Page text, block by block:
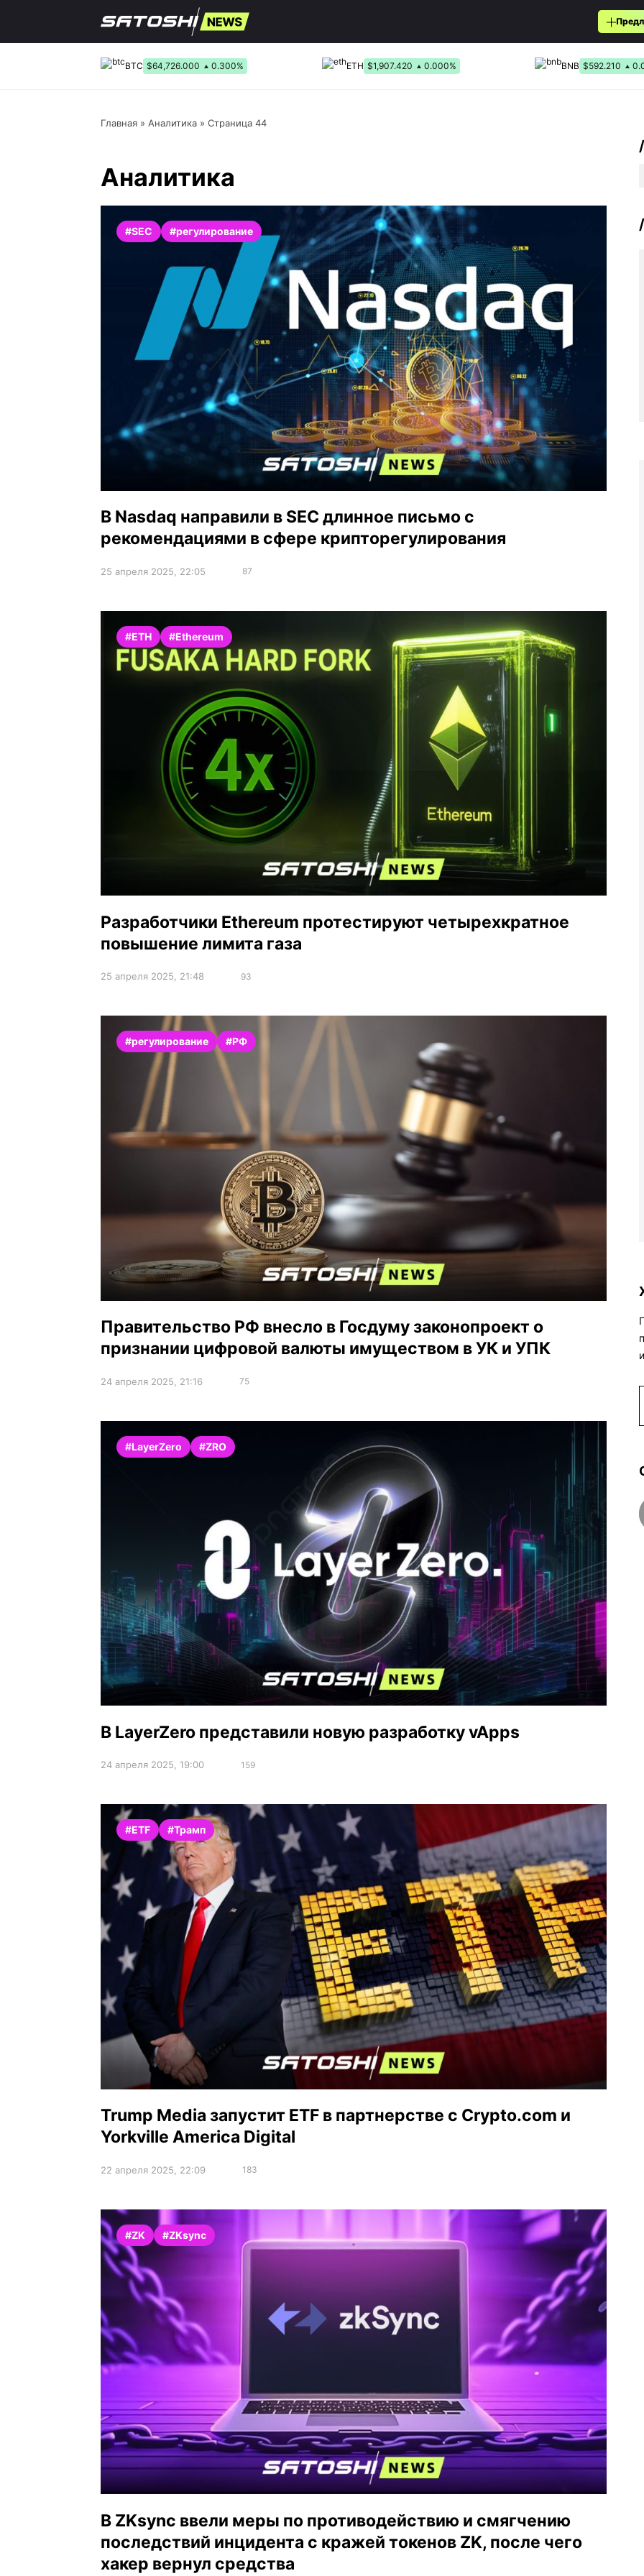
BTC $64,726.000 0.300% ETH $1,907.420 0.000% BNB $592.210
Главная» Аналитика» Страница 44
Аналитика
#SEC #регулирование
В Nasdaq направили в SEC длинное письмо с
рекомендациями в сфере крипторегулирования
25 апреля 2025, 22:05 87
#ETH #Ethereum
Разработчики Ethereum протестируют четырехкратное
повышение лимита газа
25 апреля 2025, 21:48 93
#регулирование #РФ
Правительство РФ внесло в Госдуму законопроект о
признании цифровой валюты имуществом в УК и УПК
24 апреля 2025, 21:16 75
#LayerZero #ZRO
В LayerZero представили новую разработку vApps
24 апреля 2025, 19:00 159
#ETF #Трамп
Trump Media запустит ETF в партнерстве с Crypto.com и
Yorkville America Digital
22 апреля 2025, 22:09 183
#ZK #ZKsync
В ZKsync ввели меры по противодействию и смягчению
последствий инцидента с кражей токенов ZK, после чего
хакер вернул средства